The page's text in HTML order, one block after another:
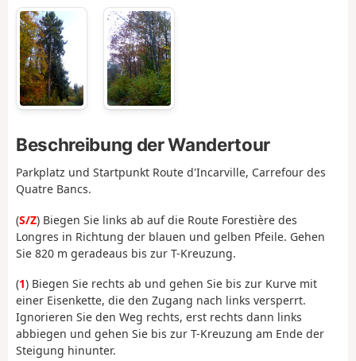
Beschreibung der Wandertour
Parkplatz und Startpunkt Route d'Incarville, Carrefour des
Quatre Bancs.
(S/Z) Biegen Sie links ab auf die Route Forestière des
Longres in Richtung der blauen und gelben Pfeile. Gehen
Sie 820 m geradeaus bis zur T-Kreuzung.
(1) Biegen Sie rechts ab und gehen Sie bis zur Kurve mit
einer Eisenkette, die den Zugang nach links versperrt.
Ignorieren Sie den Weg rechts, erst rechts dann links
abbiegen und gehen Sie bis zur T-Kreuzung am Ende der
Steigung hinunter.